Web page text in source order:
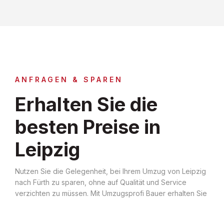
ANFRAGEN & SPAREN
Erhalten Sie die
besten Preise in
Leipzig
Nutzen Sie die Gelegenheit, bei Ihrem Umzug von Leipzig
nach Fürth zu sparen, ohne auf Qualität und Service
verzichten zu müssen. Mit Umzugsprofi Bauer erhalten Sie